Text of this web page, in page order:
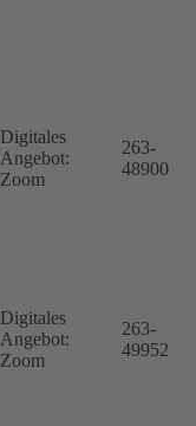
Digitales
Angebot:
Zoom
263-
48900
Digitales
Angebot:
Zoom
263-
49952